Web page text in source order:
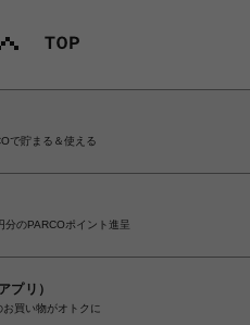
で貯まる＆使える
のPARCOポイント進呈
プリ）
買い物がオトクに